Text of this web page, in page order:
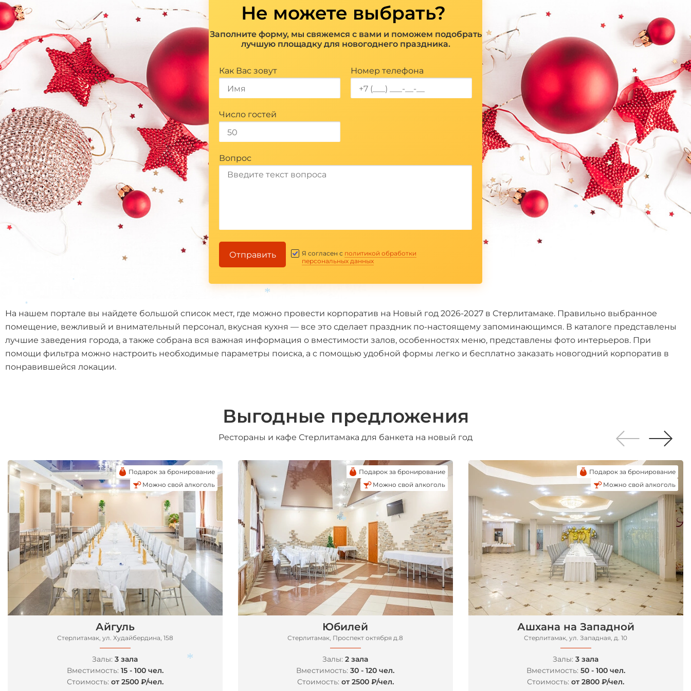
Не можете выбрать?
Заполните форму, мы свяжемся с вами и поможем подобрать
лучшую площадку для новогоднего праздника.
Как Вас зовут Номер телефона
Вопрос
Число гостей
Отправить Я согласен с политикой обработки
персональных данных
На нашем портале вы найдете большой список мест, где можно провести корпоратив на Новый год 2026-2027 в Стерлитамаке. Правильно выбранное
помещение, вежливый и внимательный персонал, вкусная кухня — все это сделает праздник по-настоящему запоминающимся. В каталоге представлены
лучшие заведения города, а также собрана вся важная информация о вместимости залов, особенностях меню, представлены фото интерьеров. При
помощи фильтра можно настроить необходимые параметры поиска, а с помощью удобной формы легко и бесплатно заказать новогодний корпоратив в
понравившейся локации.
Выгодные предложения
Рестораны и кафе Стерлитамака для банкета на новый год
Айгуль
Стерлитамак, ул. Худайбердина, 158
Залы:3 зала
Вместимость: 15 - 100 чел.
Стоимость: от 2500 ₽/чел.
Подарок за бронирование
Можно свой алкоголь
Юбилей
Стерлитамак, Проспект октября д.8
Залы:2 зала
Вместимость:30 - 120 чел.
Стоимость: от 2500 ₽/чел.
Подарок за бронирование
Можно свой алкоголь
Ашхана на Западной
Стерлитамак, ул. Западная, д. 10
Залы:3 зала
Вместимость: 50 - 100 чел.
Стоимость:от 2800 ₽/чел.
Подарок за бронирование
Можно свой алкоголь
*
*
*
*